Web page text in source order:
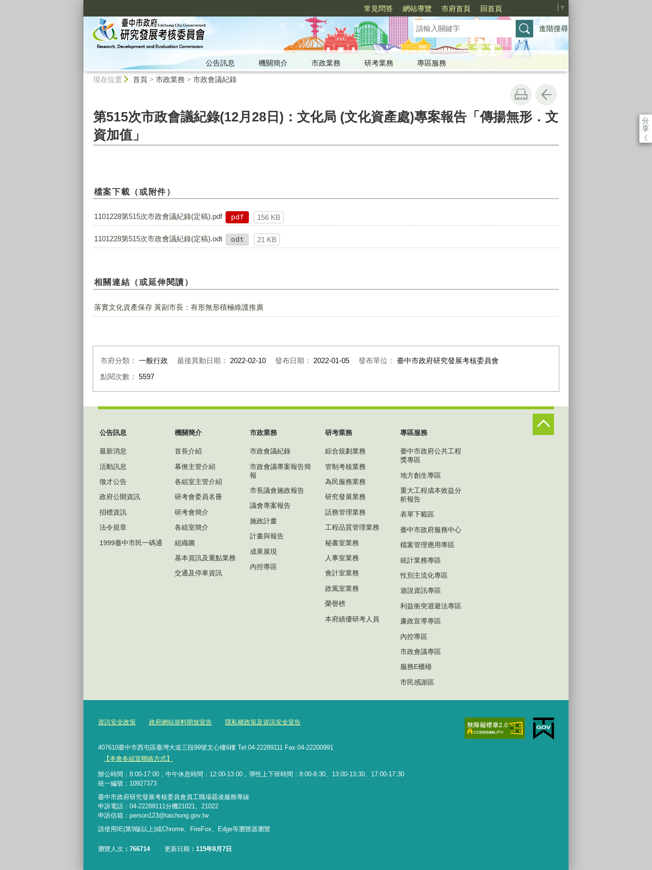
常見問答 網站導覽 市府首頁 回首頁 ▼
進階搜尋
公告訊息 機關簡介 市政業務 研考業務
專區服務
現在位置 首頁> 市政業務 > 市政會議紀錄
分
享
《
第515次市政會議紀錄(12月28日)：文化局 (文化資產處)專案報告「傳揚無形．文
資加值」
檔案下載（或附件）
1101228第515次市政會議紀錄(定稿).pdf pdf 156 KB
1101228第515次市政會議紀錄(定稿).odt odt 21 KB
相關連結（或延伸閱讀）
落實文化資產保存 黃副市長：有形無形積極維護推廣
市府分類： 一般行政 最後異動日期： 2022-02-10 發布日期： 2022-01-05 發布單位： 臺中市政府研究發展考核委員會
點閱次數： 5597
公告訊息
最新消息
活動訊息
徵才公告
政府公開資訊
招標資訊
法令規章
1999臺中市民一碼通
機關簡介
首長介紹
幕僚主管介紹
各組室主管介紹
研考會委員名冊
研考會簡介
各組室簡介
組織圖
基本資訊及重點業務
交通及停車資訊
市政業務
市政會議紀錄
市政會議專案報告簡
報
市長議會施政報告
議會專案報告
施政計畫
計畫與報告
成果展現
內控專區
研考業務
綜合規劃業務
管制考核業務
為民服務業務
研究發展業務
話務管理業務
工程品質管理業務
秘書室業務
人事室業務
會計室業務
政風室業務
榮譽榜
本府績優研考人員
專區服務
臺中市政府公共工程
獎專區
地方創生專區
重大工程成本效益分
析報告
表單下載區
臺中市政府服務中心
檔案管理應用專區
統計業務專區
性別主流化專區
遊說資訊專區
利益衝突迴避法專區
廉政宣導專區
內控專區
市政會議專區
服務E櫃檯
市民感謝區
資訊安全政策 政府網站資料開放宣告 隱私權政策及資訊安全宣告
407610臺中市西屯區臺灣大道三段99號文心樓6樓 Tel:04-22289111 Fax:04-22200991
【本會各組室聯絡方式】
辦公時間：8:00-17:00，中午休息時間：12:00-13:00，彈性上下班時間：8:00-8:30、13:00-13:30、17:00-17:30
統一編號：10927373
臺中市政府研究發展考核委員會員工職場霸凌服務專線
申訴電話：04-22289111分機21021、21022
申訴信箱：person123@taichung.gov.tw
請使用IE(第9版以上)或Chrome、FireFox、Edge等瀏覽器瀏覽
瀏覽人次 766714 更新日期 115年8月7日